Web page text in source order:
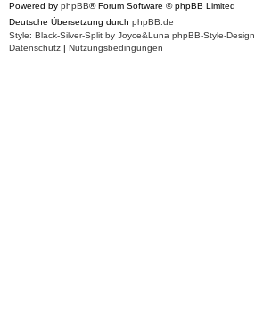
Powered by phpBB® Forum Software © phpBB Limited
Deutsche Übersetzung durch phpBB.de
Style: Black-Silver-Split by Joyce&Luna phpBB-Style-Design
Datenschutz
Nutzungsbedingungen